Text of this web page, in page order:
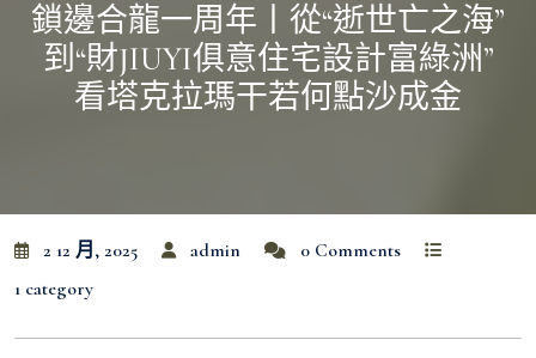
鎖邊合龍一周年丨從“逝世亡之海”
到“財JIUYI俱意住宅設計富綠洲”
看塔克拉瑪干若何點沙成金
2 12 月, 2025 admin
0 Comments
1 category